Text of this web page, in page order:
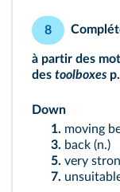
8
à partir des
des toolboxes
Down
1. moving
3. back (n.)
5. very
7.